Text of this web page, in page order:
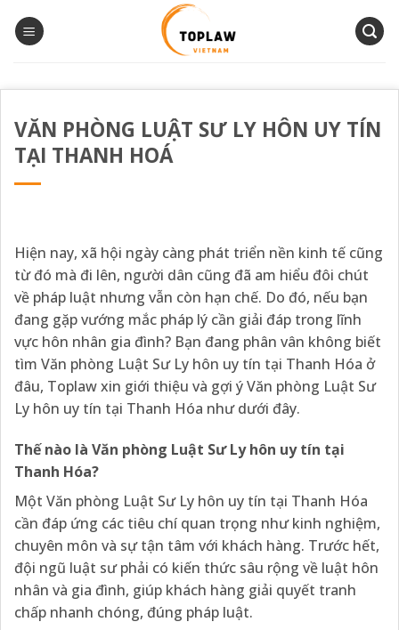
qua
VĂN PHÒNG LUẬT SƯ LY HÔN UY TÍN
TẠI THANH HOÁ
Hiện nay, xã hội ngày càng phát triển nền kinh tế cũng
từ đó mà đi lên, người dân cũng đã am hiểu đôi chút
về pháp luật nhưng vẫn còn hạn chế. Do đó, nếu bạn
đang gặp vướng mắc pháp lý cần giải đáp trong lĩnh
vực hôn nhân gia đình? Bạn đang phân vân không biết
tìm Văn phòng Luật Sư Ly hôn uy tín tại Thanh Hóa ở
đâu, Toplaw xin giới thiệu và gợi ý Văn phòng Luật Sư
Ly hôn uy tín tại Thanh Hóa như dưới đây.
Thế nào là Văn phòng Luật Sư Ly hôn uy tín tại
Thanh Hóa?
Một Văn phòng Luật Sư Ly hôn uy tín tại Thanh Hóa
cần đáp ứng các tiêu chí quan trọng như kinh nghiệm,
chuyên môn và sự tận tâm với khách hàng. Trước hết,
đội ngũ luật sư phải có kiến thức sâu rộng về luật hôn
nhân và gia đình, giúp khách hàng giải quyết tranh
chấp nhanh chóng, đúng pháp luật.